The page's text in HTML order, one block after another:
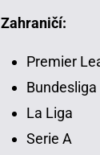
Zahraničí:
Premier
Bundesliga
La Liga
Serie A